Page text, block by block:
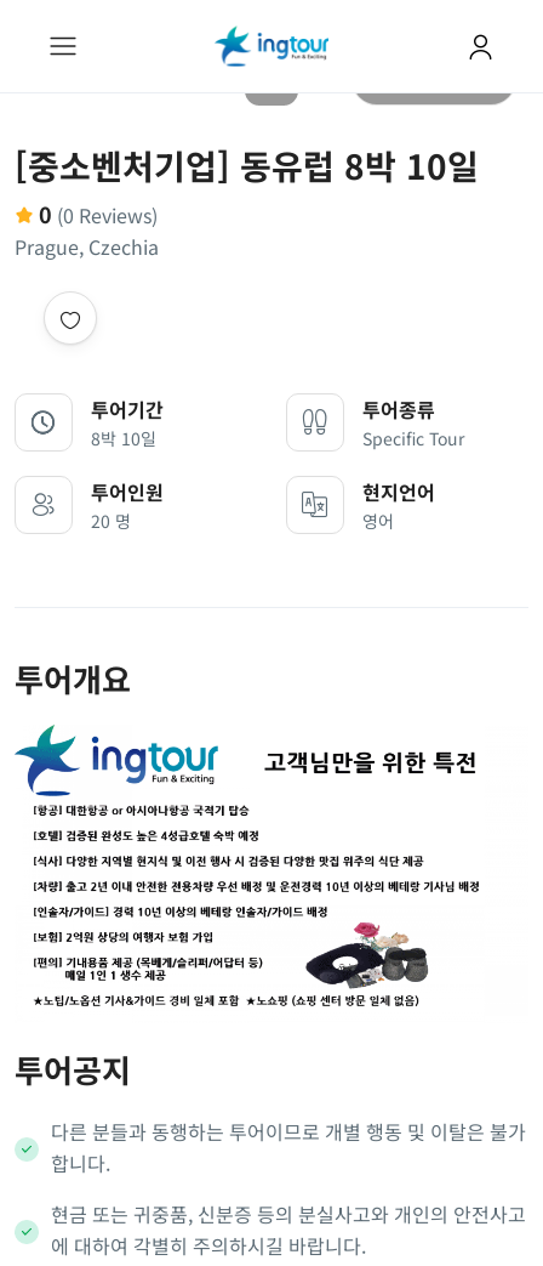
[중소벤처기업] 동유럽 8박 10일
0 (0 Reviews)
Prague, Czechia
투어기간
8박 10일
투어종류
Specific Tour
투어인원
20 명
현지언어
영어
투어개요
투어공지
다른 분들과 동행하는 투어이므로 개별 행동 및 이탈은 불가
합니다.
현금 또는 귀중품, 신분증 등의 분실사고와 개인의 안전사고
에 대하여 각별히 주의하시길 바랍니다.